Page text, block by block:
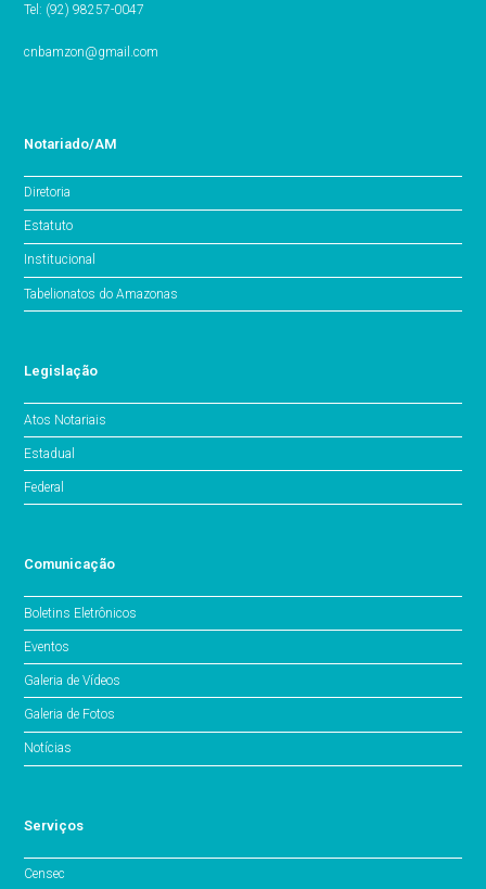
Tel: (92) 98257-0047
cnbamzon@gmail.com
Notariado/AM
Diretoria
Estatuto
Institucional
Tabelionatos do Amazonas
Legislação
Atos Notariais
Estadual
Federal
Comunicação
Boletins Eletrônicos
Eventos
Galeria de Vídeos
Galeria de Fotos
Notícias
Serviços
Censec